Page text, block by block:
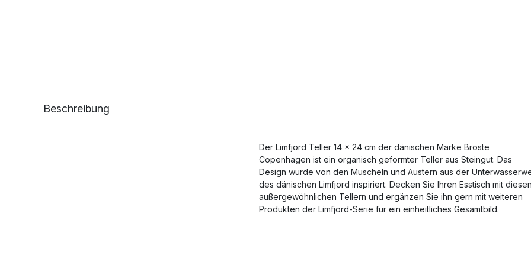
Beschreibung
Der Limfjord Teller 14 x 24 cm der dänischen Marke Broste
Copenhagen ist ein organisch geformter Teller aus Steingut. Das
Design wurde von den Muscheln und Austern aus der
des dänischen Limfjord inspiriert. Decken Sie Ihren Esstisch mit
außergewöhnlichen Tellern und ergänzen Sie ihn gern mit weiteren
Produkten der Limfjord-Serie für ein einheitliches Gesamtbild.